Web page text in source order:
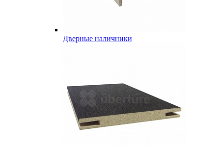
Дверные наличники